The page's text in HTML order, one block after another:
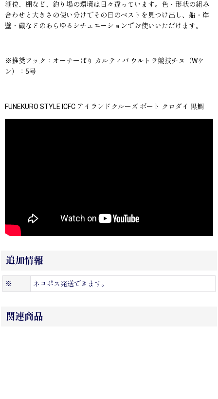
潮位、棚など、釣り場の環境は日々違っています。色・形状の組み
合わせと大きさの使い分けでその日のベストを見つけ出し、船・岸
壁・磯などのあらゆるシチュエーションでお使いいただけます。
※推奨フック： オーナーばり カルティバ ウルトラ競技チヌ（Wケ
ン）：5号
FUNEKURO STYLE ICFC アイランドクルーズ ボート クロダイ 黒鯛
追加情報
※ ネコポス発送できます。
関連商品